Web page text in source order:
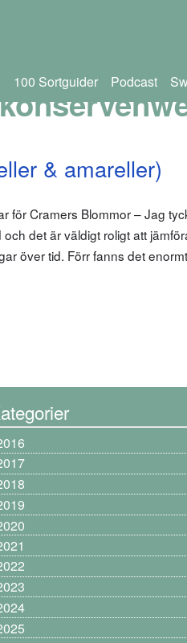
100 Sortguider Podcast
& amareller)
Cramers Blommor – Jag
det är väldigt roligt att
över tid. Förr fanns det